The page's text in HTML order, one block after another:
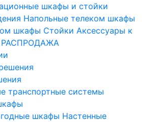
шкафы и стойки
Напольные телеком шкафы
шкафы Стойки Аксессуары к
РАСПРОДАЖА
транспортные системы
шкафы Настенные